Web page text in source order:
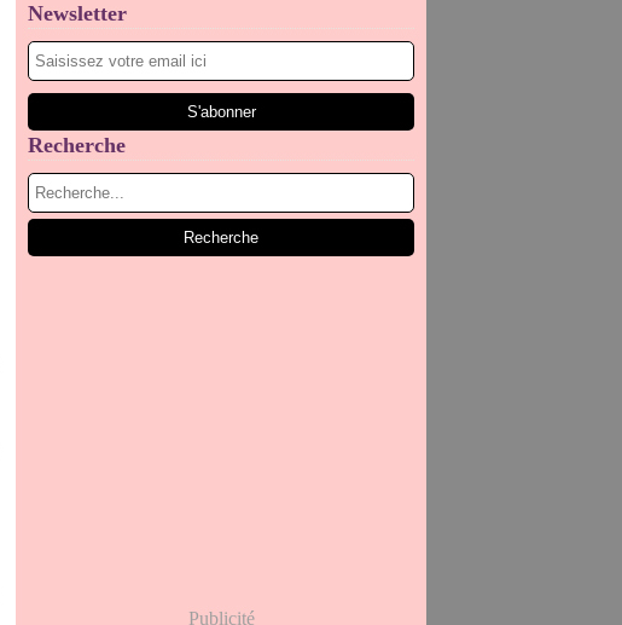
Newsletter
Recherche
Publicité